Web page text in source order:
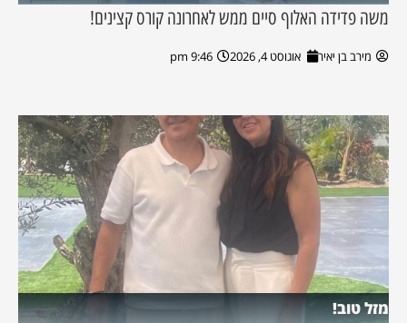
משה פדידה האלוף סיים ממש לאחרונה קורס קצינים!
מירב בן יאיר אוגוסט 4, 2026 9:46 pm
מזל טוב!